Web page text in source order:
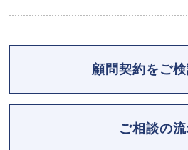
顧問契約をご
ご相談の